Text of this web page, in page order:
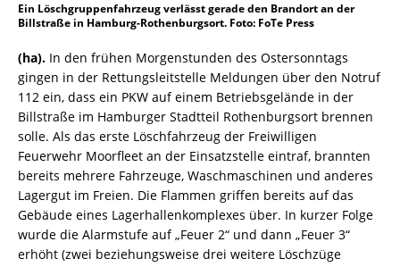
Ein Löschgruppenfahrzeug verlässt gerade den Brandort an der
Billstraße in Hamburg-Rothenburgsort. Foto: FoTe Press
(ha). In den frühen Morgenstunden des Ostersonntags
gingen in der Rettungsleitstelle Meldungen über den Notruf
112 ein, dass ein PKW auf einem Betriebsgelände in der
Billstraße im Hamburger Stadtteil Rothenburgsort brennen
solle. Als das erste Löschfahrzeug der Freiwilligen
Feuerwehr Moorfleet an der Einsatzstelle eintraf, brannten
bereits mehrere Fahrzeuge, Waschmaschinen und anderes
Lagergut im Freien. Die Flammen griffen bereits auf das
Gebäude eines Lagerhallenkomplexes über. In kurzer Folge
wurde die Alarmstufe auf „Feuer 2“ und dann „Feuer 3“
erhöht (zwei beziehungsweise drei weitere Löschzüge